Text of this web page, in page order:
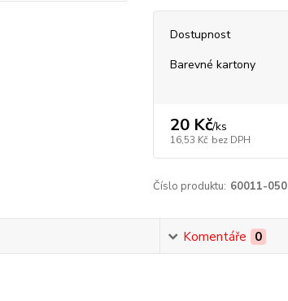
Dostupnost
Barevné kartony
20 Kč/ks
16,53 Kč bez DPH
Číslo produktu: 60011-050
Komentáře 0